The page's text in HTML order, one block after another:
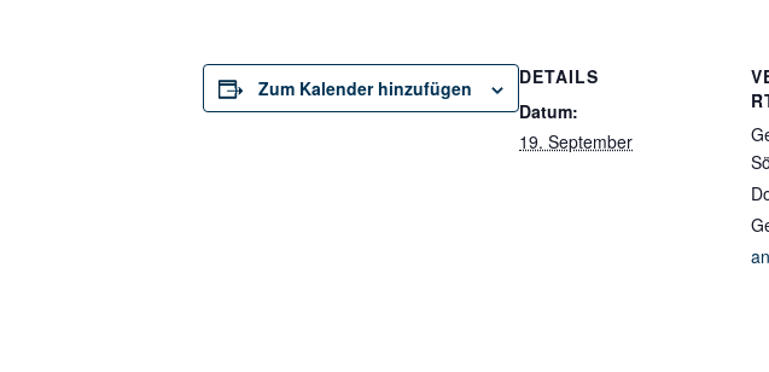
Zum Kalender hinzufügen
DETAILS
Datum:
19. September